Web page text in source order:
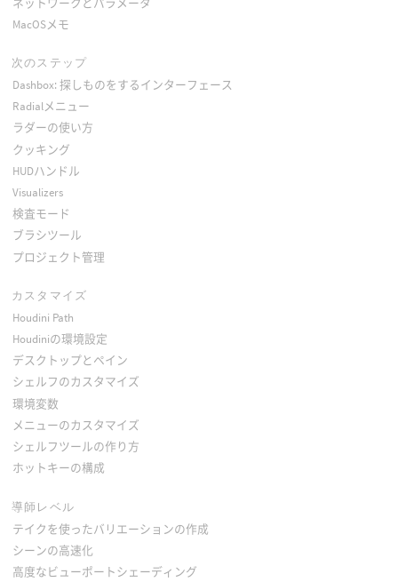
MacOSメモ
次のステップ
Dashbox: 探しものをするインターフェース
Radialメニュー
ラダーの使い方
クッキング
HUDハンドル
Visualizers
検査モード
ブラシツール
プロジェクト管理
カスタマイズ
Houdini Path
Houdiniの環境設定
デスクトップとペイン
シェルフのカスタマイズ
環境変数
メニューのカスタマイズ
シェルフツールの作り方
ホットキーの構成
導師レベル
テイクを使ったバリエーションの作成
シーンの高速化
高度なビューポートシェーディング